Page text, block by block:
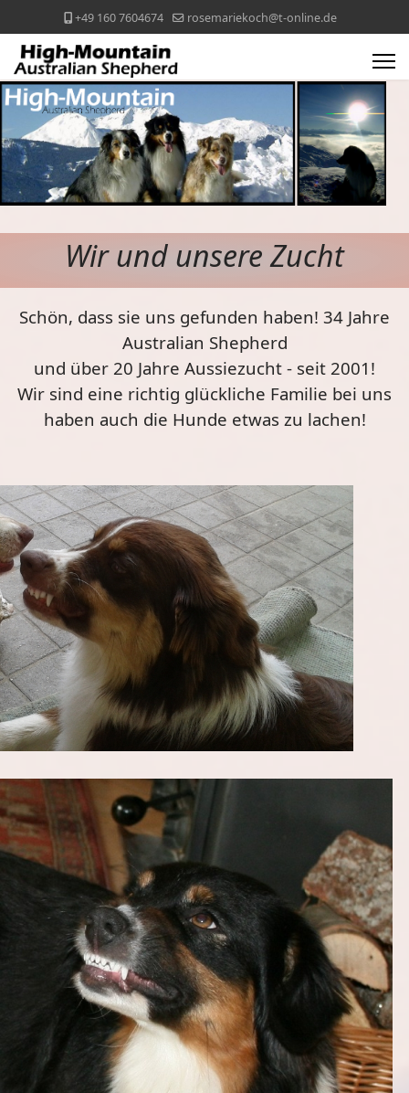
+49 160 7604674 rosemariekoch@t-online.de
Wir und unsere Zucht
Schön, dass sie uns gefunden haben! 34 Jahre
Australian Shepherd
und über 20 Jahre Aussiezucht - seit 2001!
Wir sind eine richtig glückliche Familie bei uns
haben auch die Hunde etwas zu lachen!